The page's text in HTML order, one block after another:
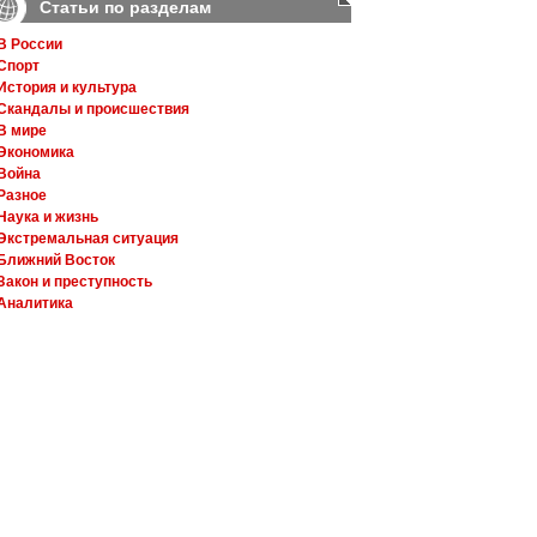
Статьи по разделам
России
и культура
и происшествия
мире
и жизнь
ситуация
Восток
и преступность